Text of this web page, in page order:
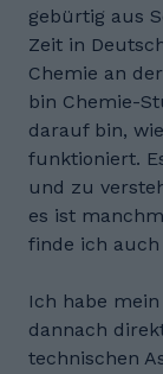
gebürtig aus
Zeit in
Chemie an
bin Chemie-
darauf bin,
funktioniert.
und zu
es ist
finde ich auch
Ich habe
dannach
technischen